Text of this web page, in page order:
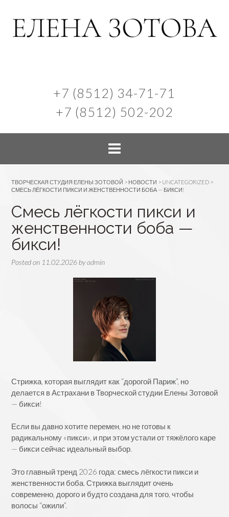
+7 (8512) 34-71-71
+7 (8512) 502-202
ТВОРЧЕСКАЯ СТУДИЯ ЕЛЕНЫ ЗОТОВОЙ > НОВОСТИ > UNCATEGORIZED >
СМЕСЬ ЛЁГКОСТИ ПИКСИ И ЖЕНСТВЕННОСТИ БОБА — БИКСИ!
Смесь лёгкости пикси и
женственности боба —
бикси!
Posted on 11.02.2026 byadmin
Стрижка, которая выглядит как “дорогой Париж”, но
делается в Астрахани в Творческой студии Елены Зотовой
— бикси!
Если вы давно хотите перемен, но не готовы к
радикальному «пикси», и при этом устали от тяжёлого каре
— бикси сейчас идеальный выбор.
Это главный тренд 2026 года: смесь лёгкости пикси и
женственности боба. Стрижка выглядит очень
современно, дорого и будто создана для того, чтобы
волосы “ожили”.